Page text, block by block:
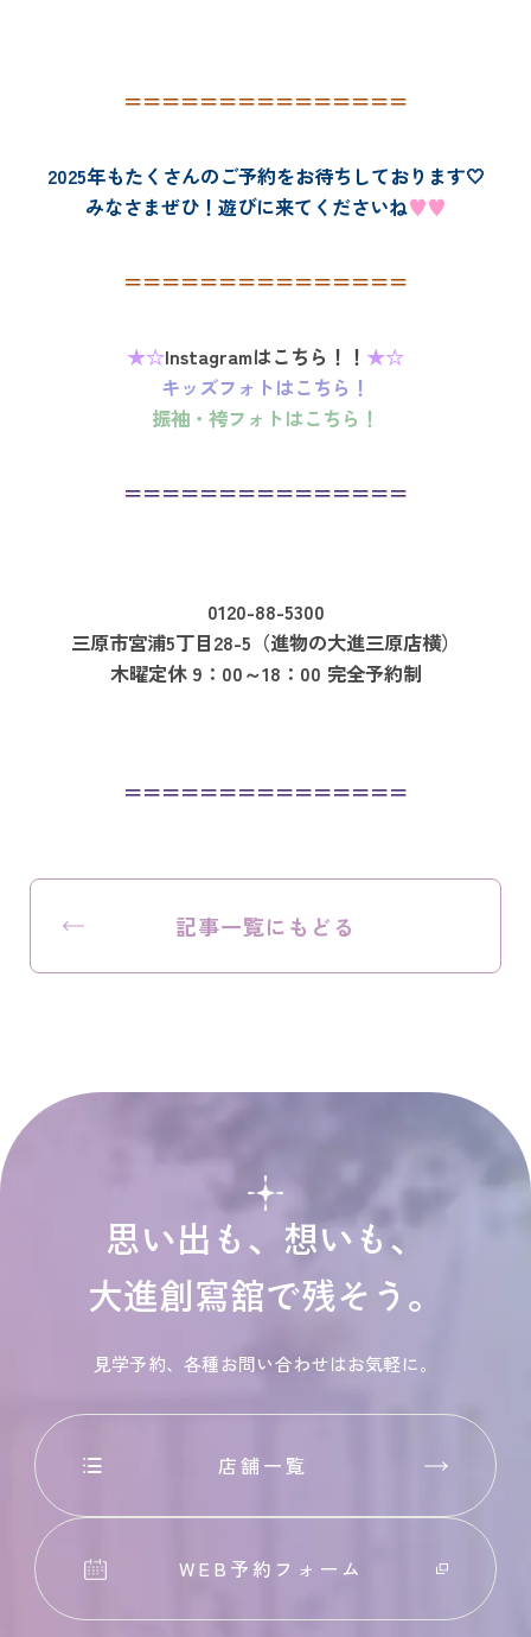
＝＝＝＝＝＝＝＝＝＝＝＝＝＝＝
2025年もたくさんのご予約をお待ちしております🤍
みなさまぜひ！遊びに来てくださいね♥♥
＝＝＝＝＝＝＝＝＝＝＝＝＝＝＝
★☆Instagramはこちら！！ ★☆
キッズフォトはこちら！
振袖・袴フォトはこちら！
＝＝＝＝＝＝＝＝＝＝＝＝＝＝＝
0120-88-5300
三原市宮浦5丁目28-5（進物の大進三原店横）
木曜定休 9：00～18：00 完全予約制
＝＝＝＝＝＝＝＝＝＝＝＝＝＝＝
記事一覧にもどる
思い出も、想いも、
大進創寫舘で残そう。
見学予約、各種お問い合わせはお気軽に。
店舗一覧
WEB予約フォーム